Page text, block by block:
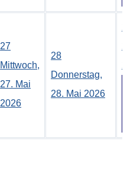
27
Mittwoch,
27. Mai
2026
28
Donnerstag,
28. Mai 2026